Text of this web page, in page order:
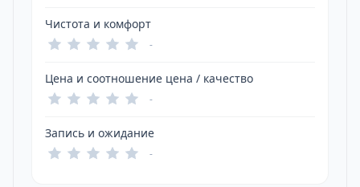
Чистота и комфорт
-
Цена и соотношение цена / качество
-
Запись и ожидание
-